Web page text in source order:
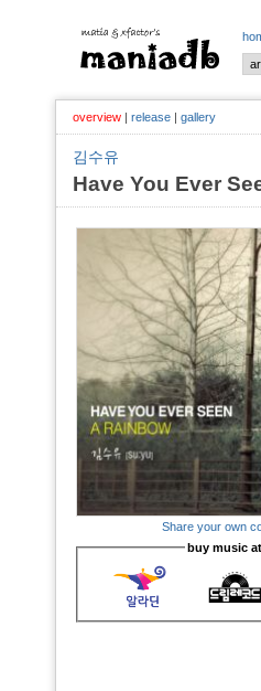
overview | release | gallery
김수유
Have You Ever
Share your own
buy music at